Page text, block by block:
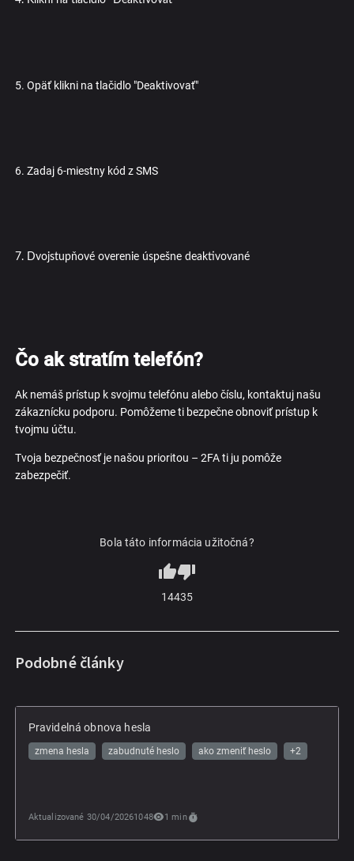
5. Opäť klikni na tlačidlo "Deaktivovať"
6. Zadaj 6-miestny kód z SMS
7. Dvojstupňové overenie úspešne deaktivované
Čo ak stratím telefón?
Ak nemáš prístup k svojmu telefónu alebo číslu, kontaktuj našu
zákaznícku podporu. Pomôžeme ti bezpečne obnoviť prístup k
tvojmu účtu.
Tvoja bezpečnosť je našou prioritou – 2FA ti ju pomôže
zabezpečiť.
Bola táto informácia užitočná?
14435
Podobné články
Pravidelná obnova hesla
zmena hesla zabudnuté heslo ako zmeniť heslo +2
Aktualizované 30/04/20261048 1 min